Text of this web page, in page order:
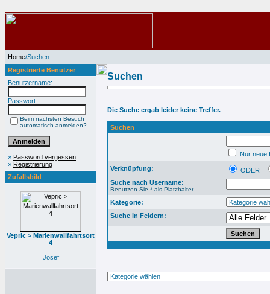
Home/Suchen
Registrierte Benutzer
Benutzername:
Passwort:
Beim nächsten Besuch
automatisch anmelden?
» Password vergessen
» Registrierung
Zufallsbild
Vepric > Marienwallfahrtsort
4
Josef
Suchen
Die Suche ergab leider keine Treffer.
Suchen
Nur neue
Verknüpfung:
ODER
Suche nach Username:
Benutzen Sie * als Platzhalter.
Kategorie:
Suche in Feldern: